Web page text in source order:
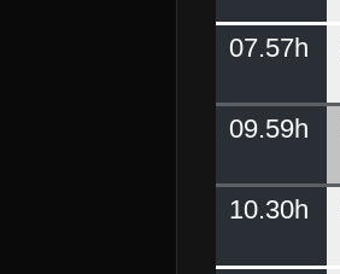
07.57h
09.59h
10.30h